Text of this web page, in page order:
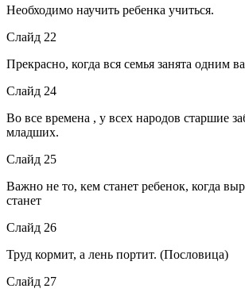
Необходимо научить ребенка учиться.
Слайд 22
Прекрасно, когда вся семья занята одним
Слайд 24
Во все времена , у всех народов старшие
младших.
Слайд 25
Важно не то, кем станет ребенок, когда
станет
Слайд 26
Труд кормит, а лень портит. (Пословица)
Слайд 27